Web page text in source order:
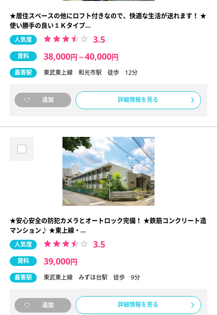
★居住スペースの他にロフト付きなので、快適な生活が送れます！ ★
使い勝手の良い１Ｋタイプ…
人気度 3.5
賃料 38,000円 ～40,000円
最寄駅 東武東上線 和光市駅 徒歩 12分
追加 詳細情報を見る
★安心安全の防犯カメラとオートロック完備！ ★鉄筋コンクリート造
マンション♪ ★東上線・…
人気度 3.5
賃料 39,000円
最寄駅 東武東上線 みずほ台駅 徒歩 9分
追加 詳細情報を見る